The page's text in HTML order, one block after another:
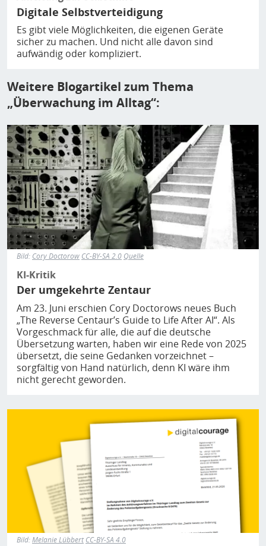
Digitale Selbstverteidigung
Es gibt viele Möglichkeiten, die eigenen Geräte
sicher zu machen. Und nicht alle davon sind
aufwändig oder kompliziert.
Weitere Blogartikel zum Thema
„Überwachung im Alltag“:
Bild
Bild: Cory Doctorow CC-BY-SA 2.0 Quelle
KI-Kritik
Der umgekehrte Zentaur
Am 23. Juni erschien Cory Doctorows neues Buch
„The Reverse Centaur’s Guide to Life After AI“. Als
Vorgeschmack für alle, die auf die deutsche
Übersetzung warten, haben wir eine Rede von 2025
übersetzt, die seine Gedanken vorzeichnet –
sorgfältig von Hand natürlich, denn KI wäre ihm
nicht gerecht geworden.
Bild
Bild:Melanie Lübbert CC-BY-SA 4.0